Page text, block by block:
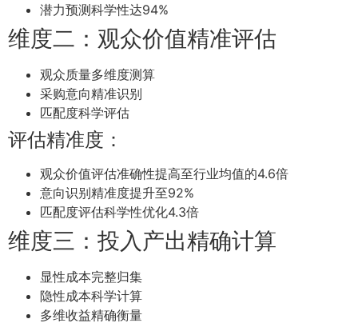
潜力预测科学性达94%
维度二：观众价值精准评估
观众质量多维度测算
采购意向精准识别
匹配度科学评估
评估精准度：
观众价值评估准确性提高至行业均值的4.6倍
意向识别精准度提升至92%
匹配度评估科学性优化4.3倍
维度三：投入产出精确计算
显性成本完整归集
隐性成本科学计算
多维收益精确衡量